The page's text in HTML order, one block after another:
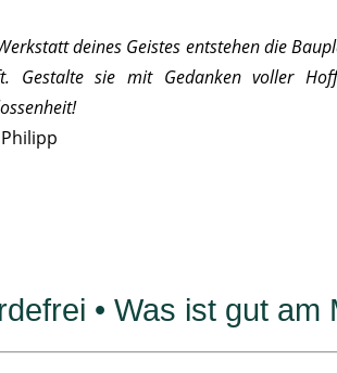
deines Geistes entstehen die
Gestalte sie mit Gedanken voller
• Was ist gut am